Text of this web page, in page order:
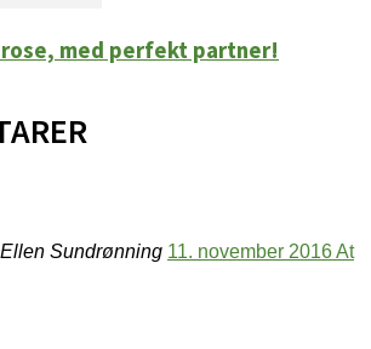
med perfekt partner!
Sundrønning 11. november 2016 At